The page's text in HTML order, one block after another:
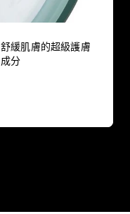
舒緩肌膚的超級護膚
成分